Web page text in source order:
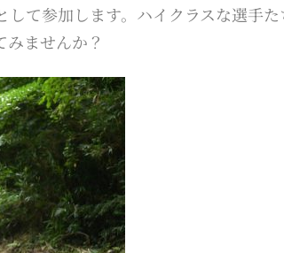
て参加します。ハイクラスな選手た
ませんか？